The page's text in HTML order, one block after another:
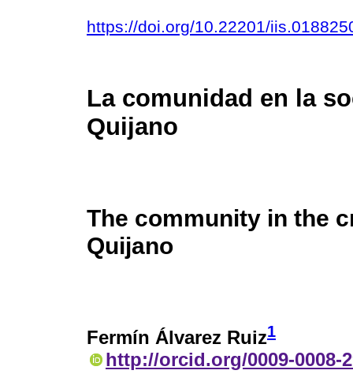
https://doi.org/10.22201/
La comunidad en la
Quijano
The community in the
Quijano
Fermín Álvarez Ruiz1
http://orcid.org/0009-0008-